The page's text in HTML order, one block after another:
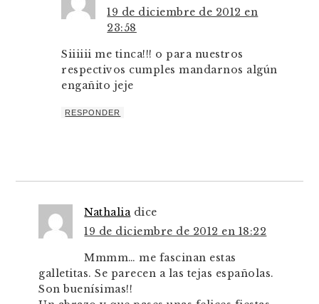
19 de diciembre de 2012 en
23:58
Siiiiii me tinca!!! o para nuestros
respectivos cumples mandarnos algún
engañito jeje
RESPONDER
Nathalia dice
19 de diciembre de 2012 en 18:22
Mmmm… me fascinan estas
galletitas. Se parecen a las tejas españolas.
Son buenísimas!!